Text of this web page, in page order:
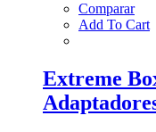
Comparar
Add To Cart
Extreme